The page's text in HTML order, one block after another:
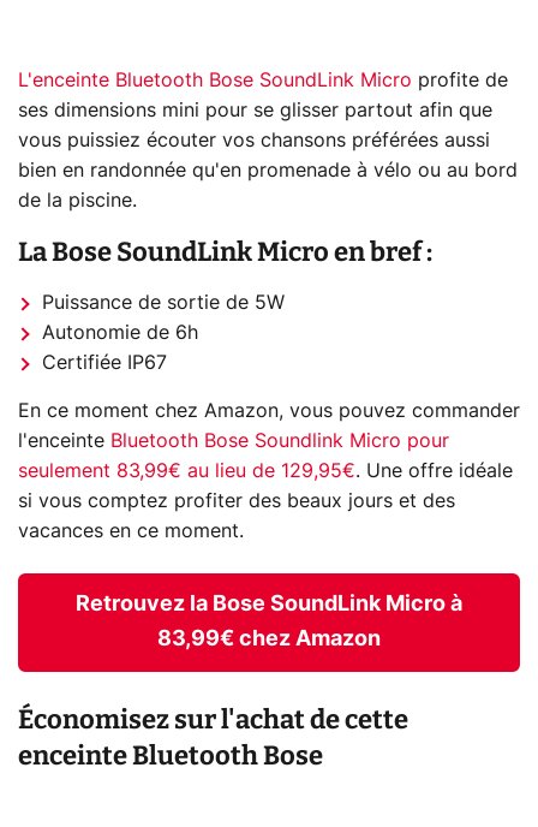
L'enceinte Bluetooth Bose SoundLink Micro profite de
ses dimensions mini pour se glisser partout afin que
vous puissiez écouter vos chansons préférées aussi
bien en randonnée qu'en promenade à vélo ou au bord
de la piscine.
La Bose SoundLink Micro en bref :
Puissance de sortie de 5W
Autonomie de 6h
Certifiée IP67
En ce moment chez Amazon, vous pouvez commander
l'enceinte Bluetooth Bose Soundlink Micro pour
seulement 83,99€ au lieu de 129,95€. Une offre idéale
si vous comptez profiter des beaux jours et des
vacances en ce moment.
Retrouvez la Bose SoundLink Micro à
83,99€ chez Amazon
Économisez sur l'achat de cette
enceinte Bluetooth Bose